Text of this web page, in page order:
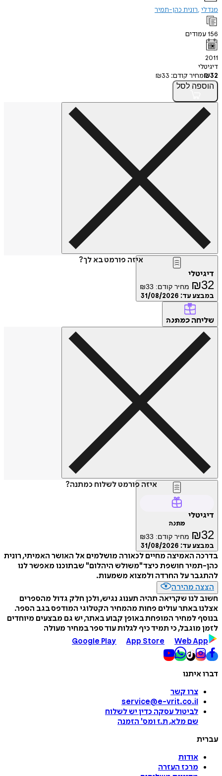
מנדלי רונית כהן-תמיר
156עמודים
2011
דיגיטלי
₪32 מחיר קודם: ₪33
הוספה לסל
איזה פורמט בא לך?
דיגיטלי
₪32 מחיר קודם: ₪33
במבצע עד: 31/08/2026
שליחה כמתנה
איזה פורמט לשלוח כמתנה?
דיגיטלי
מתנה
₪32 מחיר קודם: ₪33
במבצע עד: 31/08/2026
בדרכה האמיצה מחיים לכאורה מושלמים אל האושר האמיתי, רונית
כהן-תמיר חושפת כיצד "משולש היהלום" שבתוכנו מאפשר לנו
להתגבר על החרדה ולמצוא משמעות.
הצצה מהירה
חשוב לנו שקריאה תהיה תענוג נגיש, ולכן חלק גדול מהספרים
אצלנו באתר עולים פחות מהמחיר הקטלוגי המודפס בגב הספר.
בנוסף למחיר המופחת באופן קבוע באתר, יש גם מבצעים מיוחדים
לזמן מוגבל, כי תמיד כיף לגלות עוד ספר במחיר מעולה
Google Play
App Store Web App
דברו איתנו
צרו קשר
service@e-vrit.co.il
לביטול עסקה כדין יש לשלוח
שם מלא, ת.ז ומס' הזמנה
עברית
אודות
מרכז העזרה